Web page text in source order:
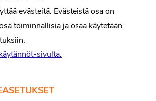
sivut
evästeitä. Evästeistä osa on
toiminnallisia ja osaa käytetään
sivulta.